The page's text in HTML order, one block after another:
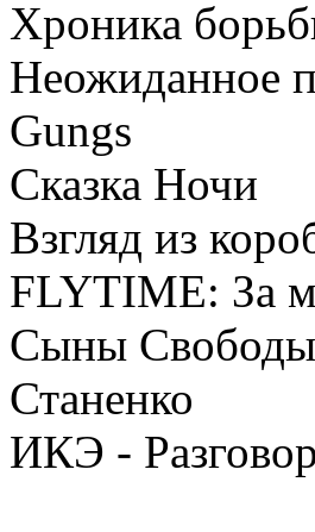
Хроника
Неожиданное
Gungs
Сказка Ночи
Взгляд из
FLYTIME: За
Сыны Свободы
Станенко
ИКЭ -